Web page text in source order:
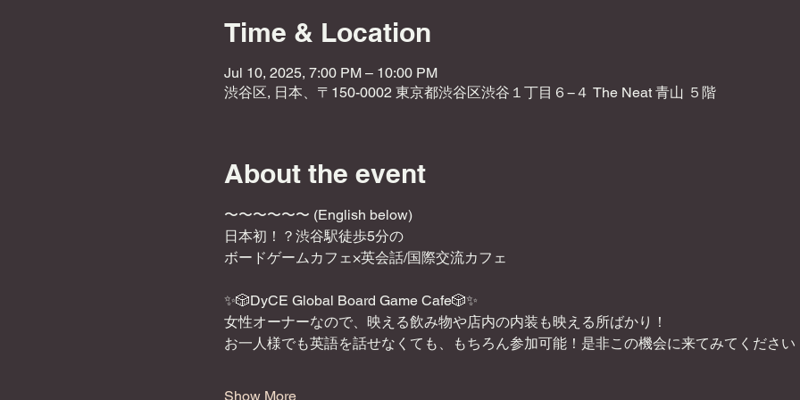
Time & Location
Jul 10, 2025, 7:00 PM – 10:00 PM
渋谷区, 日本、〒150-0002 東京都渋谷区渋谷１丁目６−４ The Neat 青山 ５階
About the event
〜〜〜〜〜〜 (English below)
日本初！？渋谷駅徒歩5分の
ボードゲームカフェ×英会話/国際交流カフェ
✨🎲DyCE Global Board Game Cafe🎲✨
女性オーナーなので、映える飲み物や店内の内装も映える所ばかり！
お一人様でも英語を話せなくても、もちろん参加可能！是非この機会に来てみてください
Show More